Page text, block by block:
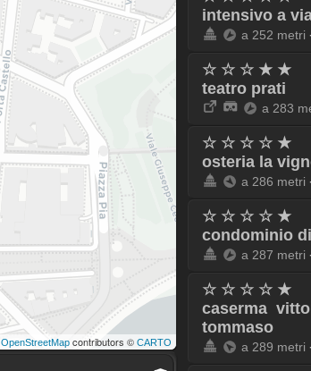
OpenStreetMap contributors © CARTO
intensivo a
a 252 metri
☆ ☆ ☆ ★ ★
teatro prati
a 283
☆ ☆ ☆ ☆ ★
osteria la
a 286 metri
☆ ☆ ☆ ☆ ★
condominio
a 287 metri
☆ ☆ ☆ ☆ ★
caserma
tommaso
a 289 metri